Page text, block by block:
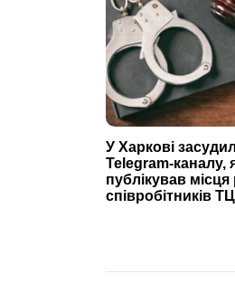
У Харкові
Telegram-каналу,
публікував
співробітників